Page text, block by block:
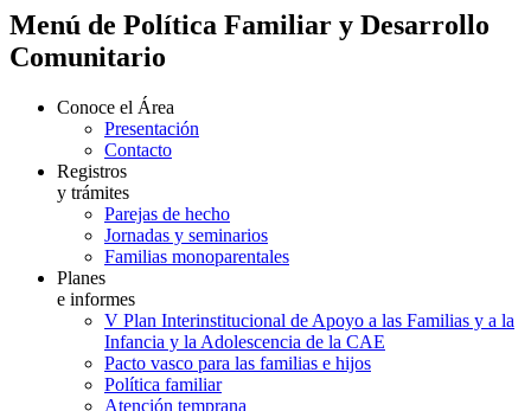
Menú de Política Familiar y Desarrollo
Comunitario
Conoce el Área
Presentación
Contacto
Registros
y trámites
Parejas de hecho
Jornadas y seminarios
Familias monoparentales
Planes
e informes
V Plan Interinstitucional de Apoyo a las Familias y a la
Infancia y la Adolescencia de la CAE
Pacto vasco para las familias e hijos
Política familiar
Atención temprana